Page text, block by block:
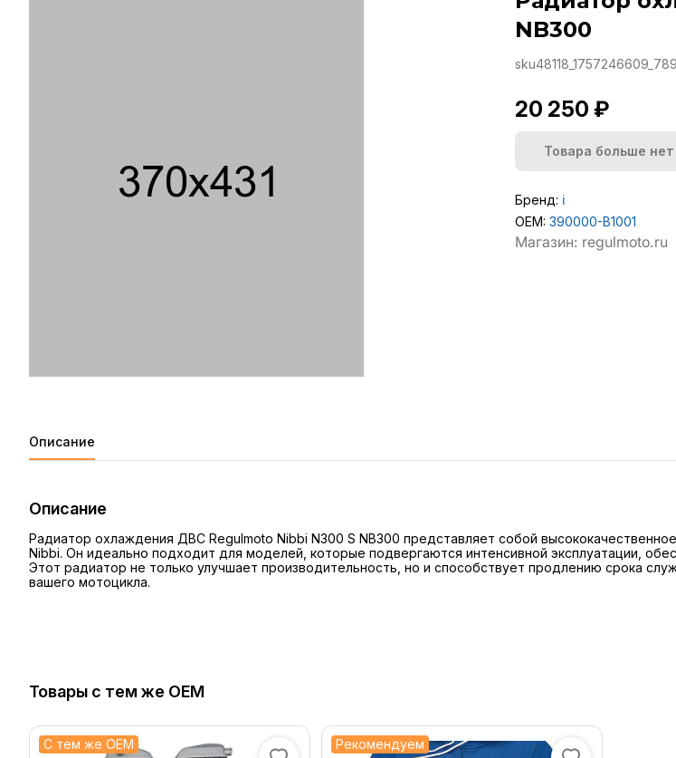
NB300
sku48118_1757246609_789
20 250 ₽
Товара больше нет
Бренд: ℹ️
OEM:390000-B1001
Описание
Описание
Радиатор охлаждения ДВС Regulmoto Nibbi N300 S NB300 представляет собой
Nibbi. Он идеально подходит для моделей, которые подвергаются интенсивной эксплуатации,
Этот радиатор не только улучшает производительность, но и способствует продлению срока
вашего мотоцикла.
Товары с тем же OEM
С тем же OEM Рекомендуем